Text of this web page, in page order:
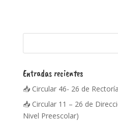
Entradas recientes
📥 Circular 46- 26 de
📥 Circular 11 – 26 de
Nivel Preescolar)